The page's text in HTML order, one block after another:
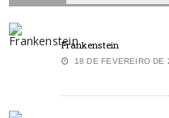
Frankenstein
18 DE FEVEREIRO DE